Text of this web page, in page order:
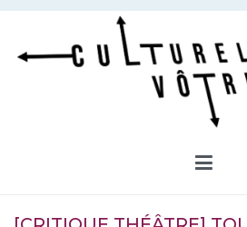
Aller
contenu